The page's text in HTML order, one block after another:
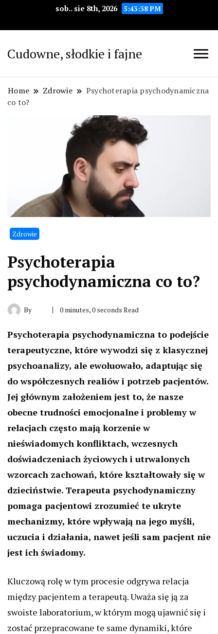
sob.. sie 8th, 2026 5:43:39 PM
Cudowne, słodkie i fajne
Home Zdrowie
Psychoterapia psychodynamiczna
co to?
Zdrowie
Psychoterapia
psychodynamiczna co to?
By 0 minutes, 0 seconds Read
Psychoterapia psychodynamiczna to podejście
terapeutyczne, które wywodzi się z klasycznej
psychoanalizy, ale ewoluowało, adaptując się
do współczesnych realiów i potrzeb pacjentów.
Jej głównym założeniem jest to, że nasze
obecne trudności emocjonalne i problemy w
relacjach często mają korzenie w
nieświadomych konfliktach, wczesnych
doświadczeniach życiowych i utrwalonych
wzorcach zachowań, które kształtowały się w
dzieciństwie. Terapeuta psychodynamiczny
pomaga pacjentowi zrozumieć te ukryte
mechanizmy, które wpływają na jego myśli,
uczucia i działania, nawet jeśli sam pacjent nie
jest ich świadomy.
Kluczową rolę w tym procesie odgrywa relacja
między pacjentem a terapeutą. Uważa się ją za
swoiste laboratorium, w którym mogą ujawnić się i
zostać przepracowane te same dynamiki, które